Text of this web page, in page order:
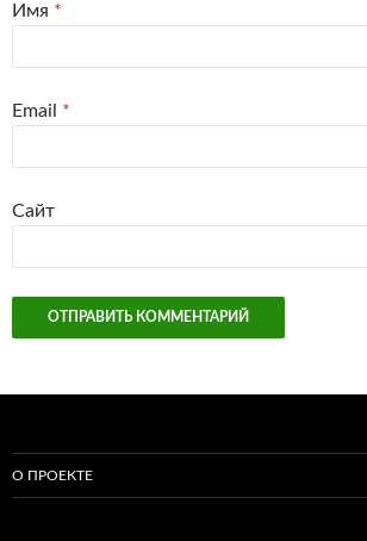
Имя *
Email *
Сайт
О ПРОЕКТЕ